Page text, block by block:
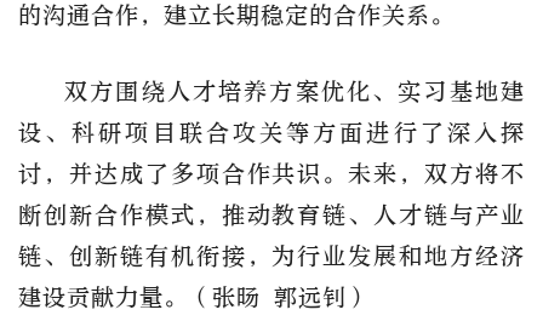
的沟通合作，建立长期稳定的合作关系。
双方围绕人才培养方案优化、实习基地建
设、科研项目联合攻关等方面进行了深入探
讨，并达成了多项合作共识。未来，双方将不
断创新合作模式，推动教育链、人才链与产业
链、创新链有机衔接，为行业发展和地方经济
建设贡献力量。
（ 张旸 郭远钊 ）